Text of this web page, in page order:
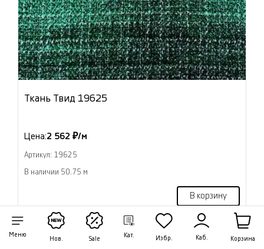
Меню
Нов. Sale
Кат. Избр. Каб. Корзина
Ткань Твид 19625
Цена:2 562 ₽/м
Артикул: 19625
В наличии 50.75 м
В корзину